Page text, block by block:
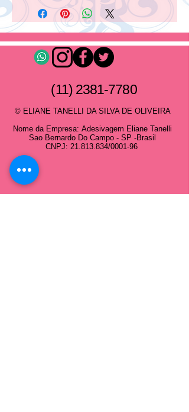
(11) 2381-7780
© ELIANE TANELLI DA SILVA DE OLIVEIRA
Nome da Empresa: Adesivagem Eliane Tanelli
Sao Bernardo Do Campo - SP -Brasil
CNPJ: 21.813.834/0001-96